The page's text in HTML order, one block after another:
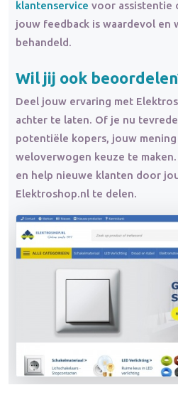
klantenservice voor assistentie
jouw feedback is waardevol
behandeld.
Wil jij ook
Deel jouw ervaring met
achter te laten. Of je nu
potentiële kopers, jouw
weloverwogen keuze te
en help nieuwe klanten door
Elektroshop.nl te delen.